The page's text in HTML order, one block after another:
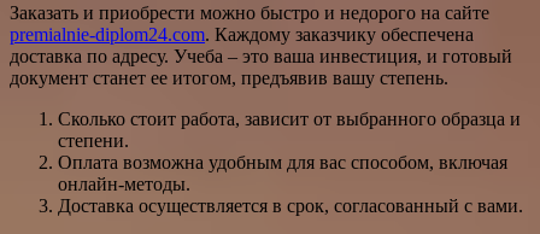
Заказать и приобрести можно быстро и недорого на сайте
premialnie-diplom24.com. Каждому заказчику обеспечена
доставка по адресу. Учеба – это ваша инвестиция, и готовый
документ станет ее итогом, предъявив вашу степень.
Сколько стоит работа, зависит от выбранного образца и
степени.
Оплата возможна удобным для вас способом, включая
онлайн-методы.
Доставка осуществляется в срок, согласованный с вами.